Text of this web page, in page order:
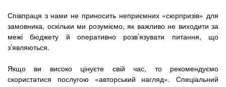
Співпраця з нами не приносить неприємних «сюрпризів» для
замовника, оскільки ми розуміємо, як важливо не виходити за
межі бюджету й оперативно розв’язувати питання, що
з’являються.
Якщо ви високо цінуєте свій час, то рекомендуємо
скористатися послугою «авторський нагляд». Спеціальний